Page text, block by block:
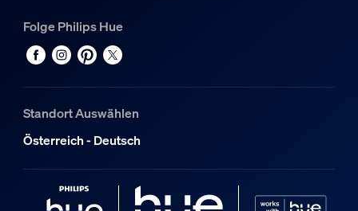
Folge Philips Hue
Standort Auswählen
Österreich - Deutsch